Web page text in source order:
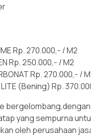
Rp. 270.000,- / M2
Rp. 250.000,- / M2
Rp. 270.000,- /
LITE (Bening) Rp.
yang sempurna
oleh perusahaan